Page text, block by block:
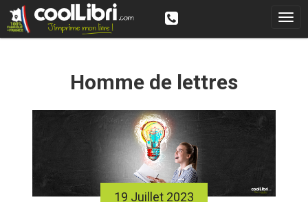
Homme de lettres
19 Juillet 2023